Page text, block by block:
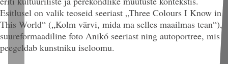
Esitlusel on valik teoseid seeriast „Three Colours I Know in
This World“ („Kolm värvi, mida ma selles maailmas tean“),
suureformaadiline foto Anikó seeriast ning autoportree, mis
peegeldab kunstniku iseloomu.